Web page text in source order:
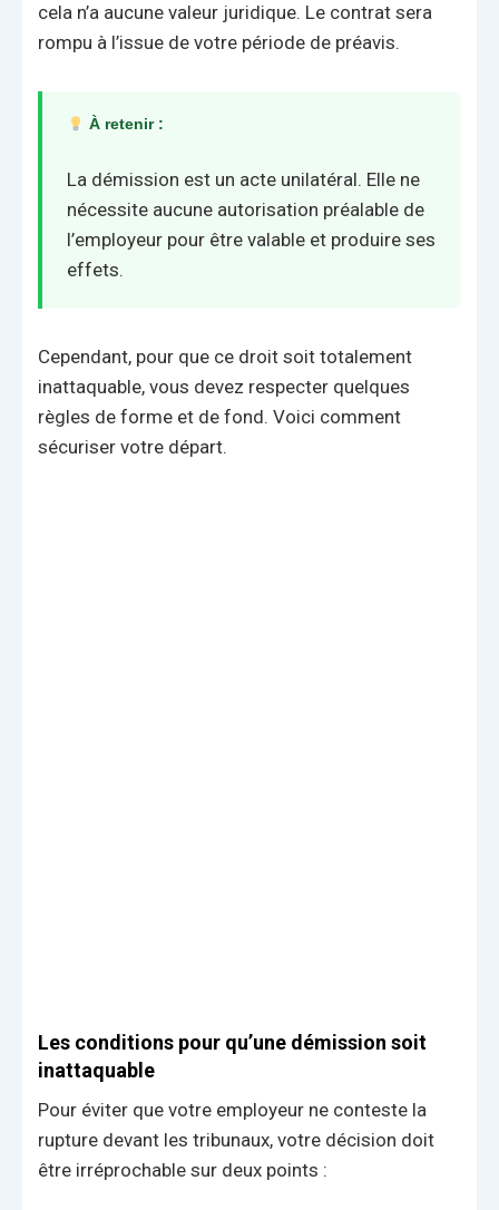
cela n’a aucune valeur juridique. Le contrat sera
rompu à l’issue de votre période de préavis.
À retenir :
La démission est un acte unilatéral. Elle ne
nécessite aucune autorisation préalable de
l’employeur pour être valable et produire ses
effets.
Cependant, pour que ce droit soit totalement
inattaquable, vous devez respecter quelques
règles de forme et de fond. Voici comment
sécuriser votre départ.
Les conditions pour qu’une démission soit
inattaquable
Pour éviter que votre employeur ne conteste la
rupture devant les tribunaux, votre décision doit
être irréprochable sur deux points :